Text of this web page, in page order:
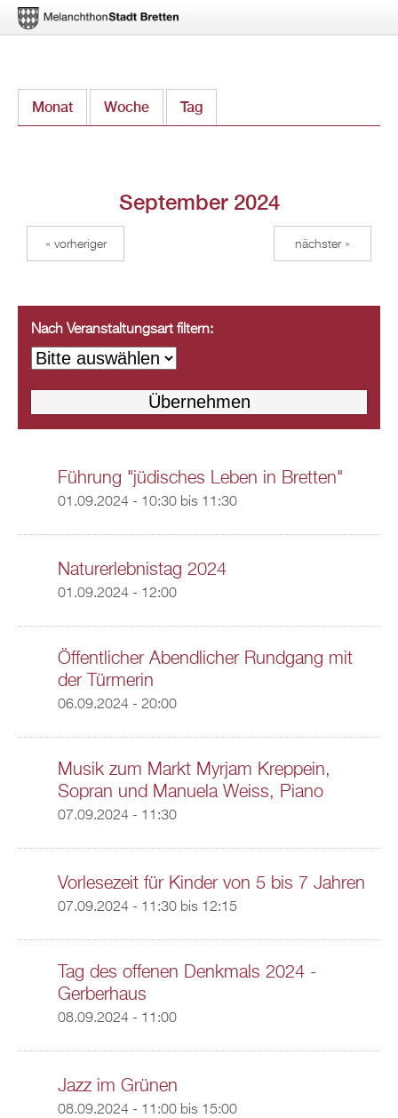
zum
Monat (aktiver Reiter)
Woche Tag
September 2024
« vorheriger nächster »
Nach Veranstaltungsart filtern:
Führung "jüdisches Leben in Bretten"
01.09.2024 - 10:30bis 11:30
Naturerlebnistag 2024
01.09.2024 - 12:00
Öffentlicher Abendlicher Rundgang mit
der Türmerin
06.09.2024 - 20:00
Musik zum Markt Myrjam Kreppein,
Sopran und Manuela Weiss, Piano
07.09.2024 - 11:30
Vorlesezeit für Kinder von 5 bis 7 Jahren
07.09.2024 - 11:30bis 12:15
Tag des offenen Denkmals 2024 -
Gerberhaus
08.09.2024 - 11:00
Jazz im Grünen
08.09.2024 - 11:00bis 15:00